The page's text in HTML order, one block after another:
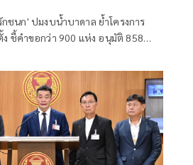
ชนก' ปมงบน้ำบาดาล ย้ำโครงการ
ชี้คำขอกว่า 900 แห่ง อนุมัติ 858